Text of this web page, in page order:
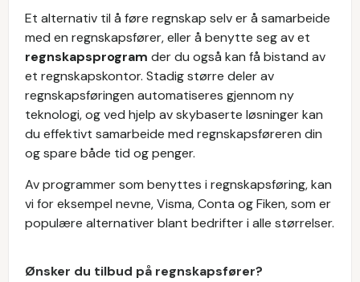
Et alternativ til å føre regnskap selv er å samarbeide
med en regnskapsfører, eller å benytte seg av et
regnskapsprogram der du også kan få bistand av
et regnskapskontor. Stadig større deler av
regnskapsføringen automatiseres gjennom ny
teknologi, og ved hjelp av skybaserte løsninger kan
du effektivt samarbeide med regnskapsføreren din
og spare både tid og penger.
Av programmer som benyttes i regnskapsføring, kan
vi for eksempel nevne, Visma, Conta og Fiken, som er
populære alternativer blant bedrifter i alle størrelser.
Ønsker du tilbud på regnskapsfører?